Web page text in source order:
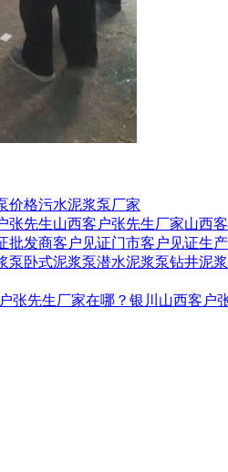
价格污水泥浆泵厂家
张先生山西客户张先生厂家山西
批发商客户见证门市客户见证生
泵卧式泥浆泵潜水泥浆泵钻井泥
张先生厂家在哪？ 银川山西客户